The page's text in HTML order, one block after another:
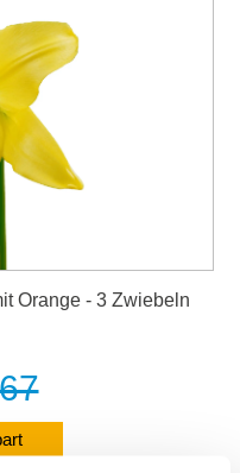
Orange - 3 Zwiebeln